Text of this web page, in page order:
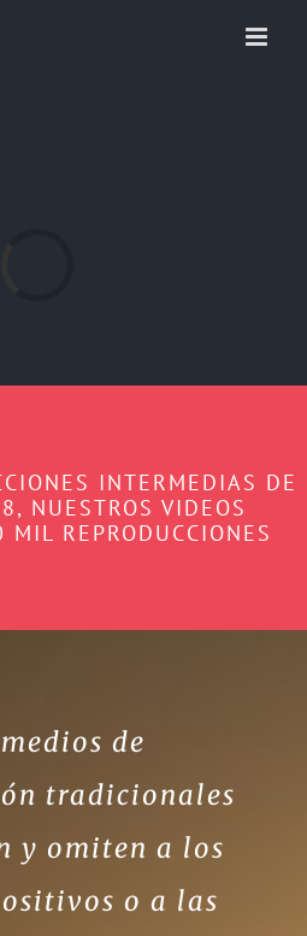
INTERMEDIAS DE
NUESTROS VIDEOS
REPRODUCCIONES
de
tradicionales
y omiten a los
o a las